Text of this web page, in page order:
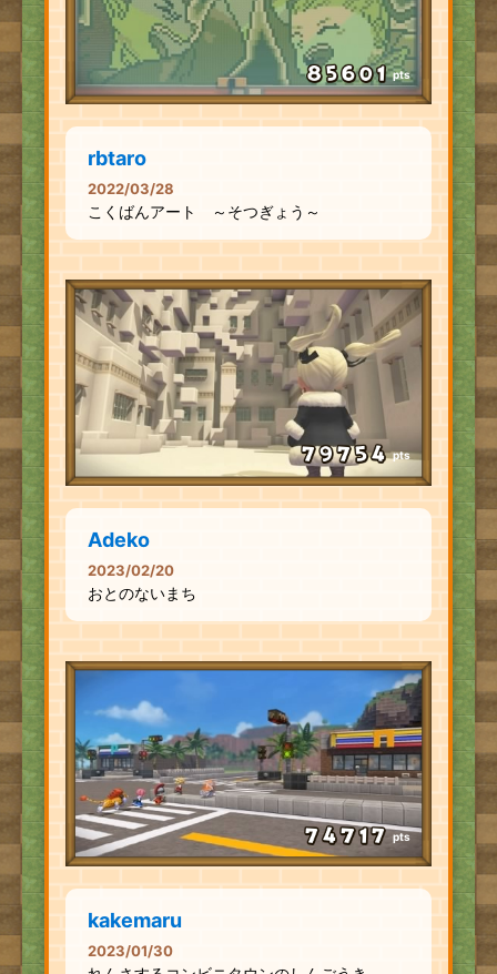
pts
rbtaro
2022/03/28
こくばんアート ～そつぎょう～
pts
Adeko
2023/02/20
おとのないまち
pts
kakemaru
2023/01/30